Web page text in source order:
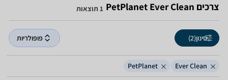
צרכים ‏Ever Clean ‏PetPlanet 1 תוצאות
סינון(2) פופולריות
Ever Clean
PetPlanet